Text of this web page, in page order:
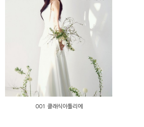
001 클래식아틀리에
001 클래식아틀리에